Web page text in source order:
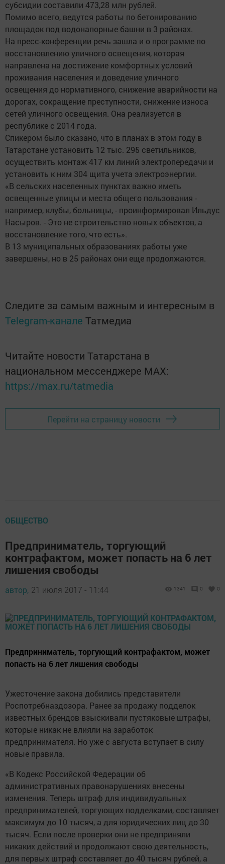
субсидии составили 473,28 млн рублей.
Помимо всего, ведутся работы по бетонированию
площадок под водонапорные башни в 3 районах.
На пресс-конференции речь зашла и о программе по
восстановлению уличного освещения, которая
направлена на достижение комфортных условий
проживания населения и доведение уличного
освещения до нормативного, снижение аварийности на
дорогах, сокращение преступности, снижение износа
сетей уличного освещения. Она реализуется в
республике с 2014 года.
Спикером было сказано, что в планах в этом году в
Татарстане установить 12 тыс. 295 светильников,
осуществить монтаж 417 км линий электропередачи и
установить к ним 304 щита учета электроэнергии.
«В сельских населенных пунктах важно иметь
освещенные улицы и места общего пользования -
например, клубы, больницы, - проинформировал Ильдус
Насыров. - Это не строительство новых объектов, а
восстановление того, что есть».
В 13 муниципальных образованиях работы уже
завершены, но в 25 районах они еще продолжаются.
Следите за самым важным и интересным в
Telegram-канале Татмедиа
Читайте новости Татарстана в
национальном мессенджере MАХ:
https://max.ru/tatmedia
Перейти на страницу новости
ОБЩЕСТВО
Предприниматель, торгующий
контрафактом, может попасть на 6 лет
лишения свободы
автор, 21 июля 2017 - 11:44 1341 0 0
Предприниматель, торгующий контрафактом, может
попасть на 6 лет лишения свободы
Ужесточение закона добились представители
Роспотребназдозора. Ранее за продажу подделок
известных брендов взыскивали пустяковые штрафы,
которые никак не влияли на заработок
предпринимателя. Но уже с августа вступает в силу
новые правила.
«В Кодекс Российской Федерации об
административных правонарушениях внесены
изменения. Теперь штраф для индивидуальных
предпринимателей, торгующих подделками, составляет
максимум до 10 тысяч, а для юридических лиц до 30
тысяч. Если после проверки они не предприняли
никаких действий и продолжают свою деятельность,
для первых штраф составляет до 40 тысяч рублей, а